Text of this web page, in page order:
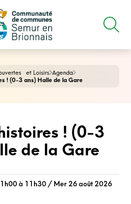
et Loisirs Agenda
! (0-3 ans) Halle de la Gare
! (0-3
de la Gare
à 11h30 / Mer 26 août 2026